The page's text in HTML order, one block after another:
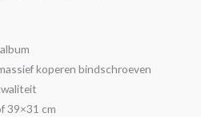
koperen bindschroeven
39×31 cm